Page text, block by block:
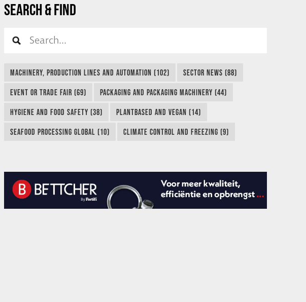
SEARCH & FIND
MACHINERY, PRODUCTION LINES AND AUTOMATION (102) SECTOR NEWS (88)
EVENT OR TRADE FAIR (69) PACKAGING AND PACKAGING MACHINERY (44)
HYGIENE AND FOOD SAFETY (38) PLANTBASED AND VEGAN (14)
SEAFOOD PROCESSING GLOBAL (10) CLIMATE CONTROL AND FREEZING (9)